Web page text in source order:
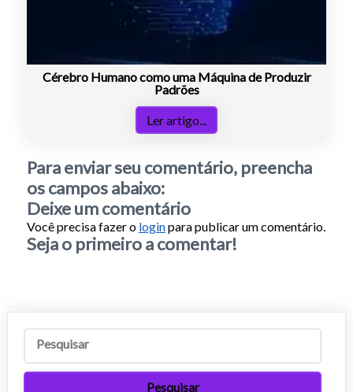
Cérebro Humano como uma Máquina de Produzir
Padrões
Ler artigo...
Para enviar seu comentário, preencha
os campos abaixo:
Deixe um comentário
Você precisa fazer o loginpara publicar um comentário.
Seja o primeiro a comentar!